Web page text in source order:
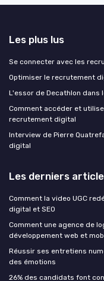
Les plus lus
Se connecter avec les
Optimiser le recrutement
L'essor de Decathlon
Comment accéder et
recrutement digital
Interview de Pierre
digital
Les derniers
Comment la video UGC
digital et SEO
Comment une agence de
développement web et
Réussir ses entretiens
des émotions
26% des candidats font